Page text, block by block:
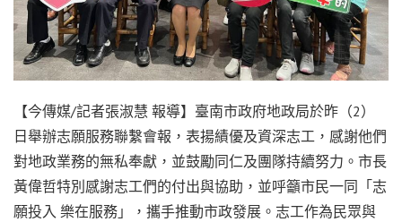
【今傳媒/記者張淑慧 報導】臺南市政府地政局於昨（2）
日舉辦志願服務聯繫會報，表揚績優及資深志工，感謝他們
對地政業務的無私奉獻，並鼓勵同仁及團隊持續努力。市長
黃偉哲特別感謝志工們的付出與協助，並呼籲市民一同「志
願投入 樂在服務」，攜手推動市政發展。志工作為民眾與